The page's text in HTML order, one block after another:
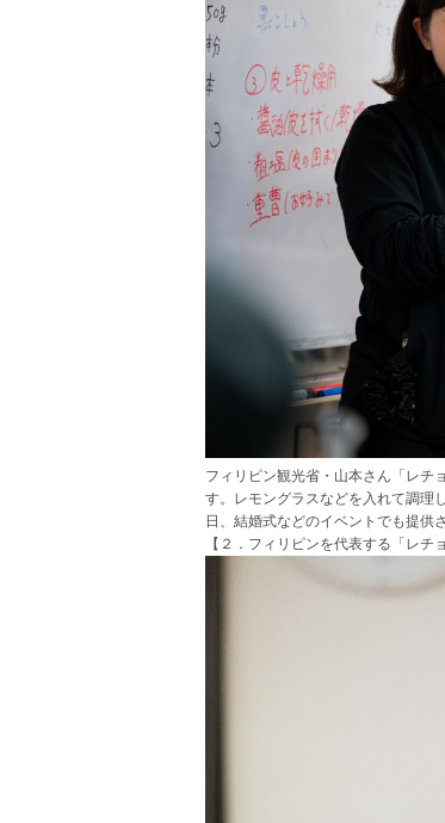
フィリピン観光省・山本さん「レチ
す。レモングラスなどを入れて調理
日、結婚式などのイベントでも提供
【２．フィリピンを代表する「レチ